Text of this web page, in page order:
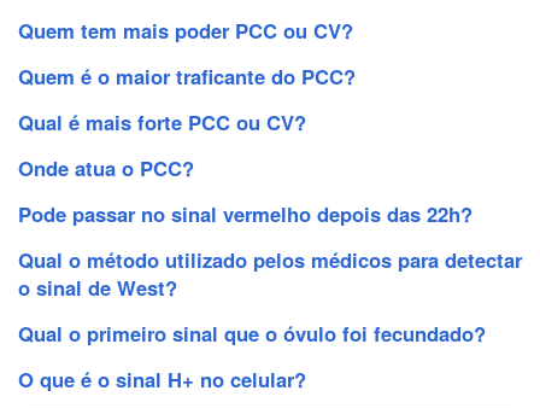
Quem tem mais poder PCC ou CV?
Quem é o maior traficante do PCC?
Qual é mais forte PCC ou CV?
Onde atua o PCC?
Pode passar no sinal vermelho depois das 22h?
Qual o método utilizado pelos médicos para detectar
o sinal de West?
Qual o primeiro sinal que o óvulo foi fecundado?
O que é o sinal H+ no celular?